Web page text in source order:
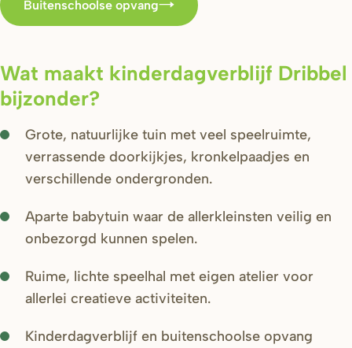
Buitenschoolse opvang
Wat maakt kinderdagverblijf Dribbel
bijzonder?
Grote, natuurlijke tuin met veel speelruimte,
verrassende doorkijkjes, kronkelpaadjes en
verschillende ondergronden.
Aparte babytuin waar de allerkleinsten veilig en
onbezorgd kunnen spelen.
Ruime, lichte speelhal met eigen atelier voor
allerlei creatieve activiteiten.
Kinderdagverblijf en buitenschoolse opvang